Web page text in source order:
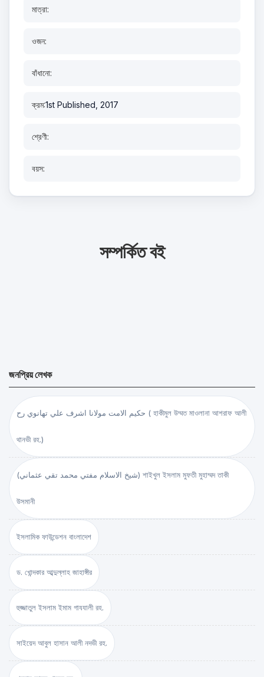
মাত্রা:
ওজন:
বাঁধানো:
ক্রম:1st Published, 2017
শ্রেণী:
বয়স:
সম্পর্কিত বই
জনপ্রিয় লেখক
حكيم الامت مولانا اشرف علي تهانوي رح ( হাকীমুল উম্মত মাওলানা আশরাফ আলী
থানভী রহ.)
(شيخ الاسلام مفتي محمد تقي عثماني) শাইখুল ইসলাম মুফতী মুহাম্মদ তাকী
উসমানী
ইসলামিক ফাউন্ডেশন বাংলাদেশ
ড. খোন্দকার আব্দুল্লাহ জাহাঙ্গীর
হুজ্জাতুল ইসলাম ইমাম গাযযালী রহ.
সাইয়েদ আবুল হাসান আলী নদভী রহ.